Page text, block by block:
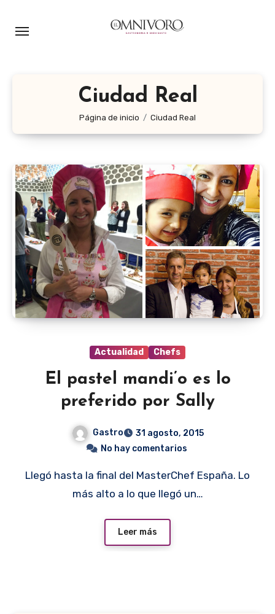
Ciudad Real
Página de inicio Ciudad Real
Actualidad Chefs
El pastel mandi’o es lo
preferido por Sally
Gastro
31 agosto, 2015
No hay comentarios
Llegó hasta la final del MasterChef España. Lo
más alto a lo que llegó un…
Leer más